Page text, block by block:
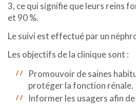
3, ce qui signifie que leurs reins
et 90 %.
Le suivi est effectué par un
Les objectifs de la clinique sont :
Promouvoir de saines
protéger la fonction rénale.
Informer les usagers afin